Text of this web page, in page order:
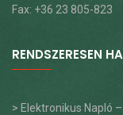
Fax: +36 23 805-823
RENDSZERESEN
> Elektronikus Napló –